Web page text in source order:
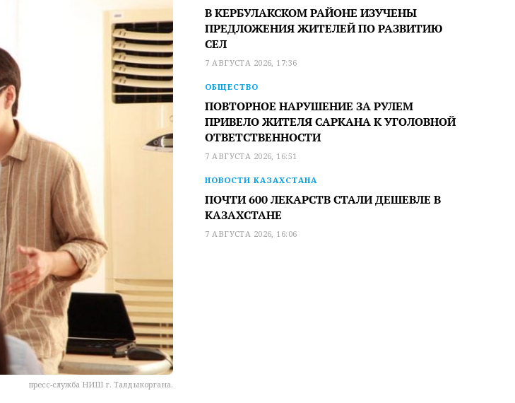
пресс-служба НИШ г. Талдыкоргана.
В КЕРБУЛАКСКОМ РАЙОНЕ ИЗУЧЕНЫ
ПРЕДЛОЖЕНИЯ ЖИТЕЛЕЙ ПО РАЗВИТИЮ
СЕЛ
7 АВГУСТА 2026, 17:36
ОБЩЕСТВО
ПОВТОРНОЕ НАРУШЕНИЕ ЗА РУЛЕМ
ПРИВЕЛО ЖИТЕЛЯ САРКАНА К УГОЛОВНОЙ
ОТВЕТСТВЕННОСТИ
7 АВГУСТА 2026, 16:51
НОВОСТИ КАЗАХСТАНА
ПОЧТИ 600 ЛЕКАРСТВ СТАЛИ ДЕШЕВЛЕ В
КАЗАХСТАНЕ
7 АВГУСТА 2026, 16:06